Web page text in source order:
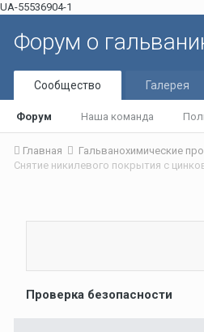
UA-55536904-1
Форум о
Сообщество
Форум Наша команда
Галерея
Главная Гальванохимические
Снятие никилевого покрытия с
Проверка безопасности